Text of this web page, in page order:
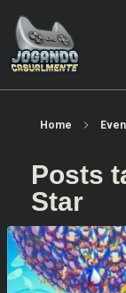
Home
Posts
Star